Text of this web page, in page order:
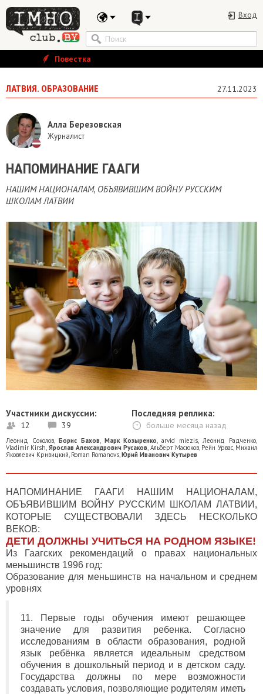
Вход
Повестка
ЛАТВИЯ. ОБРАЗОВАНИЕ 27.11.2023
Алла Березовская
Журналист
НАПОМИНАНИЕ ГААГИ
НАШИМ НАЦИОНАЛАМ, ОБЪЯВИВШИМ ВОЙНУ РУССКИМ
ШКОЛАМ ЛАТВИИ
Участники дискуссии:
12 39
Последняя реплика:
больше месяца назад
Леонид Соколов, Борис Бахов Марк Козыренко ,arvid miezis Леонид Радченко
Vladimir Kirsh Ярослав Александрович Русаков Альберт Масюков Рейн Урвас, Михаил
Яковлевич Кривицкий Roman Romanovs Юрий Иванович Кутырев
НАПОМИНАНИЕ ГААГИ НАШИМ НАЦИОНАЛАМ,
ОБЪЯВИВШИМ ВОЙНУ РУССКИМ ШКОЛАМ ЛАТВИИ,
КОТОРЫЕ СУЩЕСТВОВАЛИ ЗДЕСЬ НЕСКОЛЬКО
ВЕКОВ:
ДЕТИ ДОЛЖНЫ УЧИТЬСЯ НА РОДНОМ ЯЗЫКЕ!
Из Гаагских рекомендаций о правах национальных
меньшинств 1996 год:
Образование для меньшинств на начальном и среднем
уровнях
11. Первые годы обучения имеют решающее
значение для развития ребенка. Согласно
исследованиям в области образования, родной
язык ребёнка является идеальным средством
обучения в дошкольный период и в детском саду.
Государства должны по мере возможности
создавать условия, позволяющие родителям иметь